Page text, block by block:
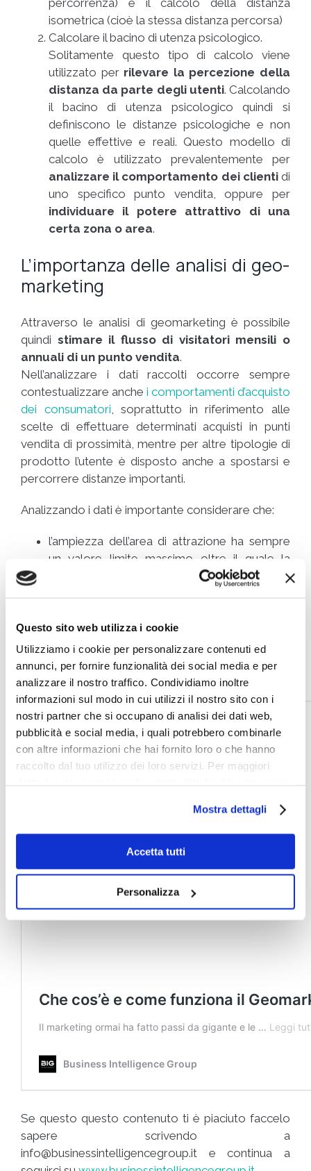
Questo sito web utilizza i cookie
Utilizziamo i cookie per personalizzare contenuti ed
annunci, per fornire funzionalità dei social media e per
analizzare il nostro traffico. Condividiamo inoltre
informazioni sul modo in cui utilizzi il nostro sito con i
nostri partner che si occupano di analisi dei dati web,
pubblicità e social media, i quali potrebbero combinarle
con altre informazioni che hai fornito loro o che hanno
raccolto dal tuo utilizzo dei loro servizi. Per maggiori
Mostra dettagli
Accetta tutti
Personalizza
isometrica (cioè la stessa distanza percorsa)
Calcolare il bacino di utenza psicologico.
Solitamente questo tipo di calcolo viene
utilizzato per rilevare la percezione della
distanza da parte degli utenti. Calcolando
il bacino di utenza psicologico quindi si
definiscono le distanze psicologiche e non
quelle effettive e reali. Questo modello di
calcolo è utilizzato prevalentemente per
analizzare il comportamento dei clientidi
uno specifico punto vendita, oppure per
individuare il potere attrattivo di una
certa zona o area.
L’importanza delle analisi di geo-
marketing
Attraverso le analisi di geomarketing è possibile
quindi stimare il flusso di visitatori mensili o
annuali di un punto vendita.
Nell’analizzare i dati raccolti occorre sempre
contestualizzare anche i comportamenti d’acquisto
dei consumatori , soprattutto in riferimento alle
scelte di effettuare determinati acquisti in punti
vendita di prossimità, mentre per altre tipologie di
prodotto l’utente è disposto anche a spostarsi e
percorrere distanze importanti.
Analizzando i dati è importante considerare che:
l’ampiezza dell’area di attrazione ha sempre
un valore limite massimo oltre il quale la
frequentazione dev’essere considerata
per le zone del bacino di utenza più lontane;
la frequentazione di un’area specifica è
influenzata dalla presenza di punti vendita
concorrenti, anche se di dimensioni differenti.
Se questo questo contenuto ti è piaciuto faccelo
sapere scrivendo a
info@businessintelligencegroup.it e continua a